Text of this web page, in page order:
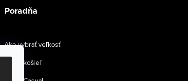
Poradňa
Ako vybrať veľkosť
Strihy košieľ